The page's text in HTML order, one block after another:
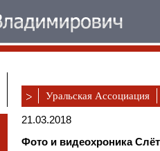
Уральская Ассоциация
21.03.2018
Фото и видеохроника